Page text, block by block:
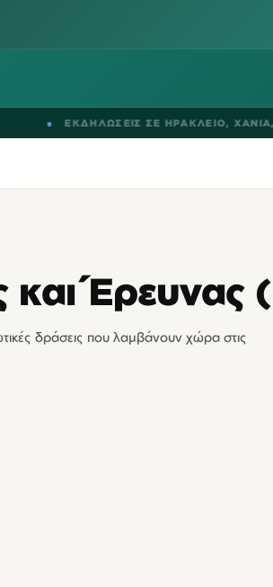
ΕΚΔΗΛΩΣΕΙΣ ΣΕΗΡΑΚΛΕΙΟ,ΧΑΝΙΑ,
και Έρευνας
δράσεις που λαμβάνουν χώρα στις